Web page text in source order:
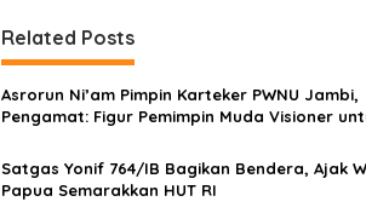
t
n
a
v
i
g
Related Posts
Asrorun Ni’am Pimpin Karteker PWNU Jambi,
Pengamat: Figur Pemimpin Muda Visioner
Satgas Yonif 764/IB Bagikan Bendera, Ajak
Papua Semarakkan HUT RI